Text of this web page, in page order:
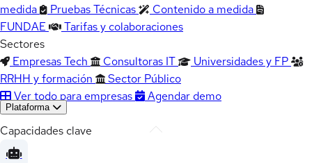
medida
Pruebas Técnicas
Contenido a medida
FUNDAE
Tarifas y colaboraciones
Sectores
Empresas Tech
Consultoras IT
Universidades y FP
RRHH y formación
Sector Público
Ver todo para empresas
Agendar demo
Plataforma
Capacidades clave